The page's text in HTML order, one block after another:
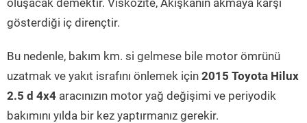
oluşacak demektir. Viskozite, Akışkanın akmaya karşı
gösterdiği iç dirençtir.
Bu nedenle, bakım km. si gelmese bile motor ömrünü
uzatmak ve yakıt israfını önlemek için 2015 Toyota Hilux
2.5 d 4x4 aracınızın motor yağ değişimi ve periyodik
bakımını yılda bir kez yaptırmanız gerekir.